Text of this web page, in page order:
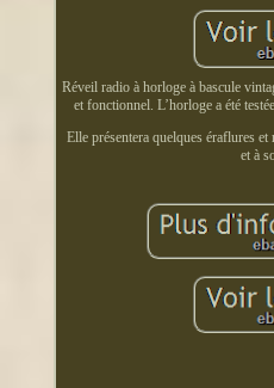
Réveil radio à horloge à bascule
et fonctionnel. L’horloge a été
Elle présentera quelques éraflures
et à